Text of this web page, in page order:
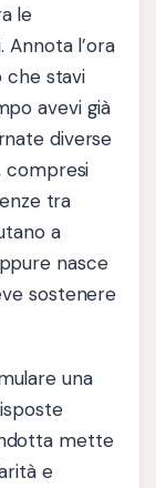
le
Annota l’ora
che stavi
avevi già
diverse
compresi
tra
a
nasce
sostenere
una
mette
e